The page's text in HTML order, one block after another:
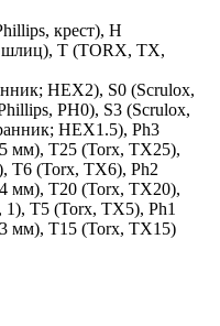
крест), H
шлиц), T (TORX, TX,
HEX2), S0 (Scrulox,
PH0), S3 (Scrulox,
HEX1.5), Ph3
мм), T25 (Torx, TX25),
T6 (Torx, TX6), Ph2
мм), T20 (Torx, TX20),
1), T5 (Torx, TX5), Ph1
мм), T15 (Torx, TX15)